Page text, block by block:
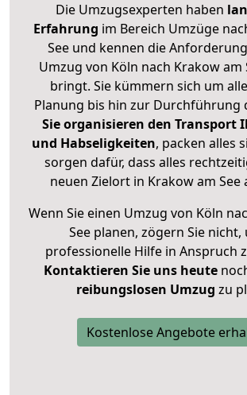
Die Umzugsexperten haben
Erfahrung im Bereich Umzüge
See und kennen die
Umzug von Köln nach Krakow am
bringt. Sie kümmern sich um
Planung bis hin zur Durchführung
Sie organisieren den Transport
und Habseligkeiten, packen alles
sorgen dafür, dass alles
neuen Zielort in Krakow am See
Wenn Sie einen Umzug von Köln
See planen, zögern Sie nicht,
professionelle Hilfe in Anspruch
Kontaktieren Sie uns heute
reibungslosen Umzug zu
Kostenlose Angebote